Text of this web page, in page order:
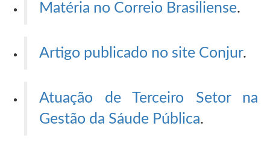
Matéria no Correio Brasiliense.
Artigo publicado no site Conjur.
Atuação de Terceiro Setor na
Gestão da Sáude Pública.